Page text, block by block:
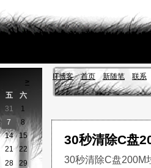
IT博客 首页 新随笔 联系
30秒清除C盘
30秒清除C盘200M
>
五
六
31
1
7
8
14
15
21
22
28
29